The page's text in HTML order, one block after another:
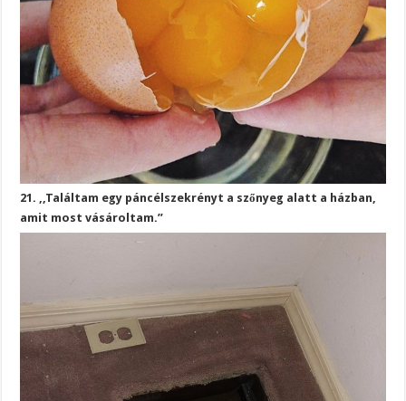
21. ,,Találtam egy páncélszekrényt a szőnyeg alatt a házban,
amit most vásároltam.”